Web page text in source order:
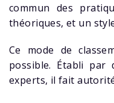
commun des
théoriques, et un
Ce mode de
possible. Établi par
experts, il fait